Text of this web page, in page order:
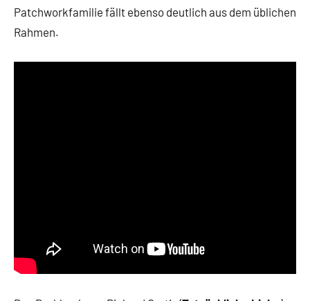
Patchworkfamilie fällt ebenso deutlich aus dem üblichen
Rahmen.